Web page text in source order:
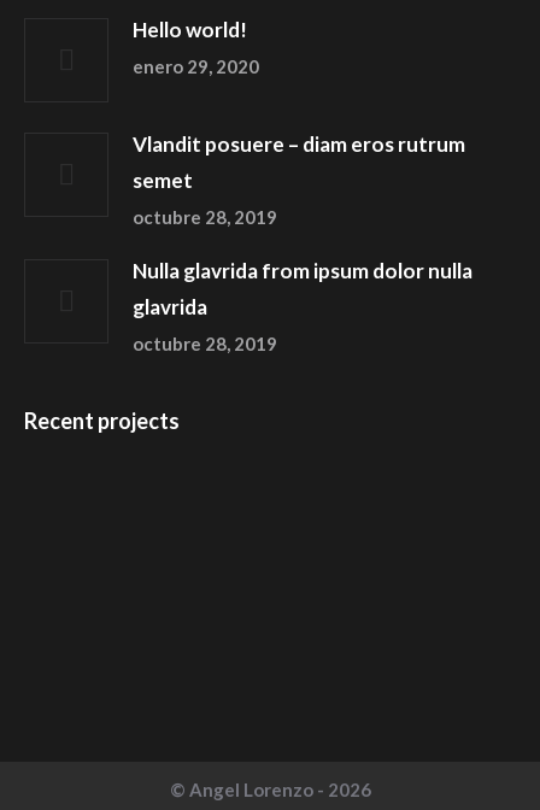
Hello world!
enero 29, 2020
Vlandit posuere – diam eros rutrum
semet
octubre 28, 2019
Nulla glavrida from ipsum dolor nulla
glavrida
octubre 28, 2019
Recent projects
© Angel Lorenzo - 2026